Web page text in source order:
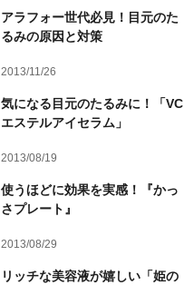
アラフォー世代必見！目元のた
るみの原因と対策
2013/11/26
気になる目元のたるみに！「VC
エステルアイセラム」
2013/08/19
使うほどに効果を実感！『かっ
さプレート』
2013/08/29
リッチな美容液が嬉しい「姫の